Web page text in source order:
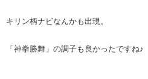
キリン柄ナビなんかも出現。
「神拳勝舞」の調子も良かったですね♪